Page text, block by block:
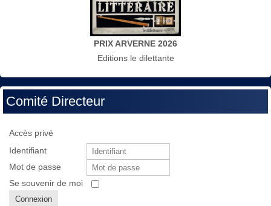
PRIX ARVERNE 2026
Editions le dilettante
Comité Directeur
Accès privé
Identifiant
Mot de passe
Se souvenir de moi
Connexion